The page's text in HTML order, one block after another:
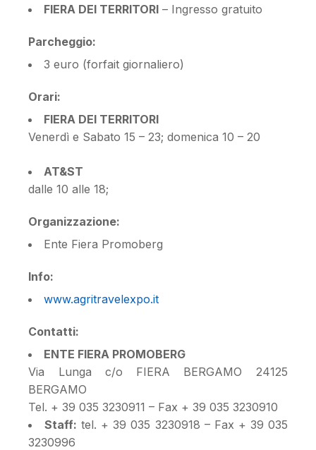
FIERA DEI TERRITORI – Ingresso gratuito
Parcheggio:
3 euro (forfait giornaliero)
Orari:
FIERA DEI TERRITORI
Venerdì e Sabato 15 – 23; domenica 10 – 20
AT&ST
dalle 10 alle 18;
Organizzazione:
Ente Fiera Promoberg
Info:
www.agritravelexpo.it
Contatti:
ENTE FIERA PROMOBERG
Via Lunga c/o FIERA BERGAMO 24125
BERGAMO
Tel. + 39 035 3230911 – Fax + 39 035 3230910
Staff: tel. + 39 035 3230918 – Fax + 39 035
3230996